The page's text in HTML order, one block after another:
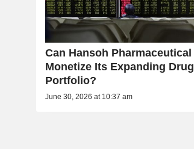
Can Hansoh Pharmaceutical
Monetize Its Expanding Drug
Portfolio?
June 30, 2026 at 10:37 am